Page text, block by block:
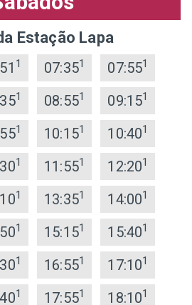
Estação Lapa
1 07:351 07:551
1 08:551 09:151
1 10:151 10:401
1 11:551 12:201
1 13:351 14:001
1 15:151 15:401
1 16:551 17:101
1 17:551 18:101